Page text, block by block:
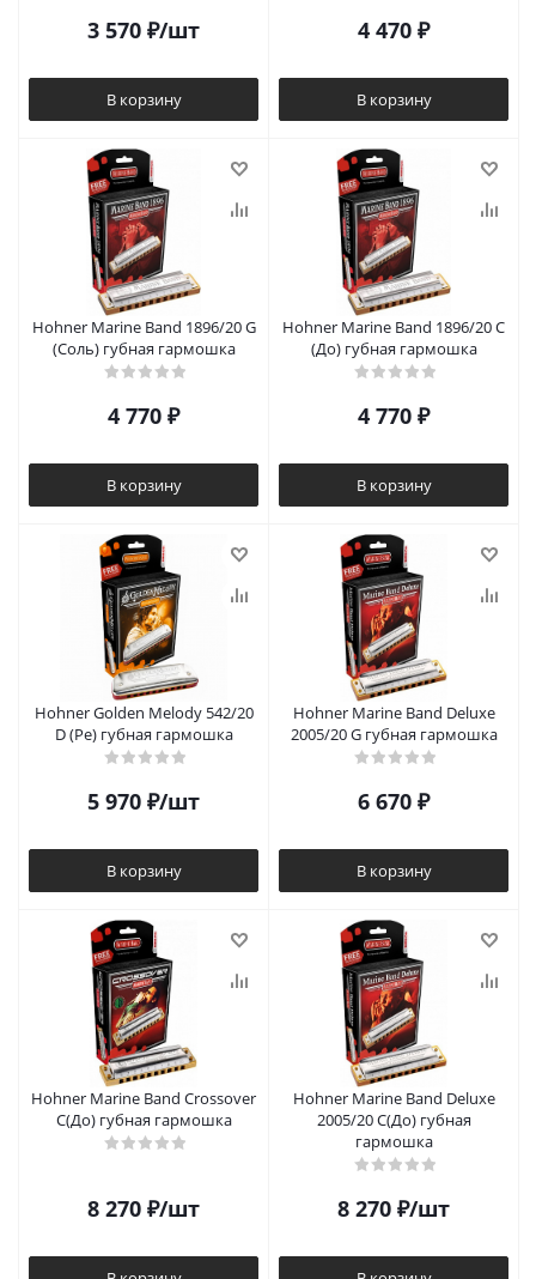
3 570 ₽/шт
В корзину
4 470 ₽
В корзину
Hohner Marine Band 1896/20 G
(Соль) губная гармошка
4 770 ₽
В корзину
Hohner​ Marine Band 1896/20 C
(До) губная гармошка
4 770 ₽
В корзину
Hohner Golden Melody 542/20
D (Ре) губная гармошка
5 970 ₽/шт
В корзину
Hohner Marine Band Deluxe
2005/20 G губная гармошка
6 670 ₽
В корзину
Hohner Marine Band Crossover
C(До) губная гармошка
8 270 ₽/шт
Hohner Marine Band Deluxe
2005/20 C(До) губная
гармошка
8 270 ₽/шт